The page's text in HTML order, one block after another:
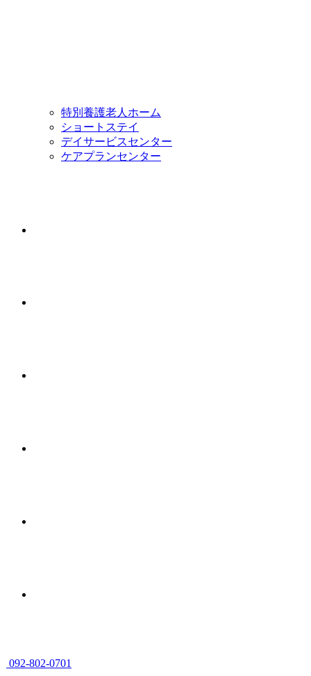
特別養護老人ホーム
ショートステイ
デイサービスセンター
ケアプランセンター
092-802-0701